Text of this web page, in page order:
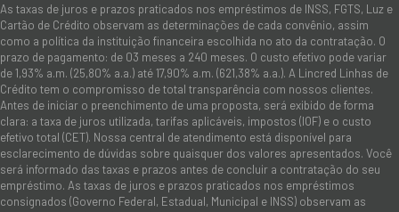
As taxas de juros e prazos praticados nos empréstimos de INSS, FGTS, Luz e
Cartão de Crédito observam as determinações de cada convênio, assim
como a política da instituição financeira escolhida no ato da contratação. O
prazo de pagamento: de 03 meses a 240 meses. O custo efetivo pode variar
de 1,93% a.m. (25,80% a.a.) até 17,90% a.m. (621,38% a.a.). A Lincred Linhas de
Crédito tem o compromisso de total transparência com nossos clientes.
Antes de iniciar o preenchimento de uma proposta, será exibido de forma
clara: a taxa de juros utilizada, tarifas aplicáveis, impostos (IOF) e o custo
efetivo total (CET). Nossa central de atendimento está disponível para
esclarecimento de dúvidas sobre quaisquer dos valores apresentados. Você
será informado das taxas e prazos antes de concluir a contratação do seu
empréstimo. As taxas de juros e prazos praticados nos empréstimos
consignados (Governo Federal, Estadual, Municipal e INSS) observam as